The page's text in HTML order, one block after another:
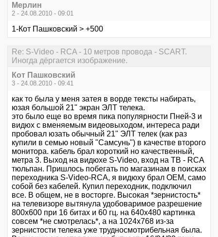
Мерлин
2 - 24.08.2010 - 09:01
1-Кот Пашковский > +500
Re: S-Video - RCA - 10 метров провода - SCART.
Иногда дёргается изображение.
Кот Пашковский
3 - 24.08.2010 - 09:41
как то была у меня затея в ворде тексты набирать,
юзая большой 21" экран ЭЛТ телека.
это было еще во время пика популярности Пней-3 и
видюх с вменяемым видеовыходом, интереса ради
пробовал юзать обычный 21" ЭЛТ телек (как раз
купили в семью новый "Самсунь") в качестве второго
монитора. кабель брал короткий но качественный,
метра 3. Выход на видюхе S-Video, вход на ТВ - RCA
тюльпан. Пришлось побегать по магазинам в поисках
переходника S-Video-RCA, я видюху брал ОЕМ, само
собой без кабелей. Купил переходник, подключил
все. В общем, не в восторге. Высокая *зернистость*
на телевизоре вытянула удобоваримое разрешение
800х600 при 16 битах и 60 гц. на 640х480 картинка
совсем *не смотрелась*, а на 1024х768 из-за
зернистости телека уже трудносмотрибельная была.